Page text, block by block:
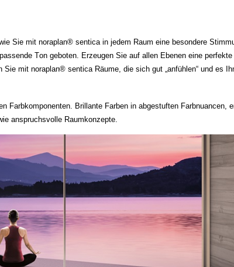
Sie mit noraplan® sentica in jedem Raum eine besondere
Ton geboten. Erzeugen Sie auf allen Ebenen eine
mit noraplan® sentica Räume, die sich gut „anfühlen“ und es
Farbkomponenten. Brillante Farben in abgestuften Farbnuancen,
anspruchsvolle Raumkonzepte.